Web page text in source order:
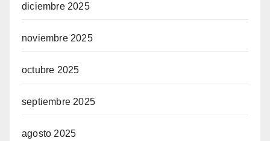
diciembre 2025
noviembre 2025
octubre 2025
septiembre 2025
agosto 2025